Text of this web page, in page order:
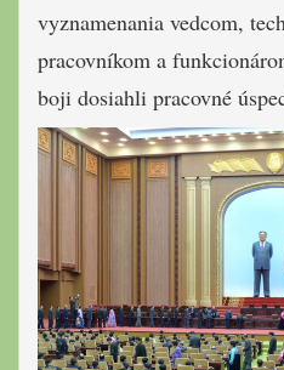
vyznamenania vedcom,
pracovníkom a
boji dosiahli pracovné